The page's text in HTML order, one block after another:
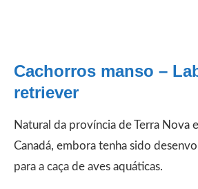
Cachorros manso –
retriever
Natural da província de Terra Nova
Canadá, embora tenha sido
para a caça de aves aquáticas.